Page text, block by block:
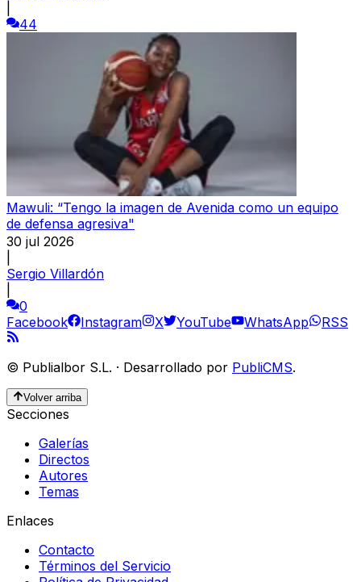
44
Mawuli: “Tengo la imagen de Avenida como un equipo
de defensa agresiva"
30 jul 2026
Sergio Villardón
0
Facebook
Instagram X YouTube WhatsApp RSS
© Publialbor S.L. · Desarrollado por PubliCMS.
Volver arriba
Secciones
Galerías
Directos
Autores
Temas
Enlaces
Contacto
Términos del Servicio